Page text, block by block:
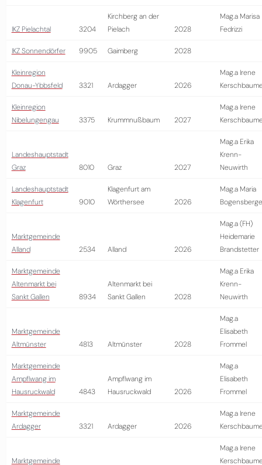
IKZ Pielachtal 3204
Kirchberg an der
Pielach
2028
Mag.a Marisa
Fedrizzi
IKZ Sonnendörfer 9905 Gaimberg 2028
Kleinregion
Donau-Ybbsfeld
3321 Ardagger 2026
Mag.a Irene
Kleinregion
Nibelungengau
3375 Krummnußbaum 2027
Mag.a Irene
Landeshauptstadt
Graz
8010 Graz 2027
Mag.a Erika
Krenn-
Neuwirth
Landeshauptstadt
Klagenfurt
9010
Klagenfurt am
Wörthersee
2026
Mag.a Maria
Marktgemeinde
Alland
2534 Alland 2026
Mag.a (FH)
Heidemarie
Brandstetter
Marktgemeinde
Altenmarkt bei
Sankt Gallen
8934
Altenmarkt bei
Sankt Gallen
2028
Mag.a Erika
Krenn-
Neuwirth
Marktgemeinde
Altmünster
4813 Altmünster 2028
Mag.a
Elisabeth
Frommel
Marktgemeinde
Ampflwang im
Hausruckwald
4843
Ampflwang im
Hausruckwald
2026
Mag.a
Elisabeth
Frommel
Marktgemeinde
Ardagger
3321 Ardagger 2026
Mag.a Irene
Marktgemeinde
Mag.a Irene